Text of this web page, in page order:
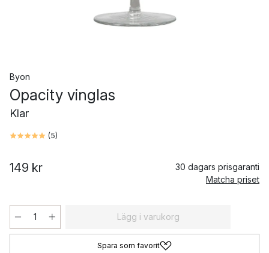
Byon
Opacity vinglas
Klar
(5)
149 kr
30 dagars prisgaranti
Matcha priset
Lägg i varukorg
Spara som favorit